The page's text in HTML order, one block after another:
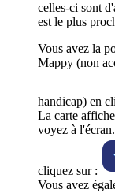
celles-ci sont
est le plus
Vous avez la
Mappy (non
handicap) en
La carte
voyez à
cliquez sur :
Vous avez